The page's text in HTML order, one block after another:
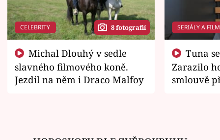
CELEBRITY 8 fotografií
slavného filmového koně.
Jezdil na něm i Draco Malfoy
SERIÁLY A
Zarazilo
smlouvě